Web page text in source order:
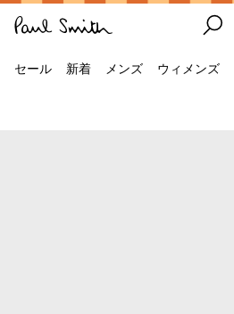
セール 新着 メンズ ウィメンズ